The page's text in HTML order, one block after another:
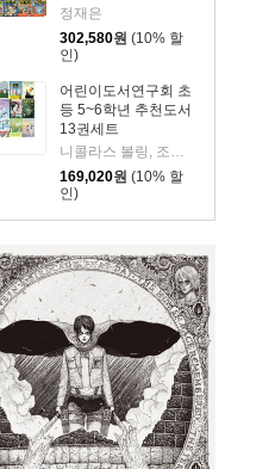
정재은
302,580원 (10% 할
인)
어린이도서연구회 초
등 5~6학년 추천도서
13권세트
니콜라스 볼링, 조경실 외
169,020원 (10% 할
인)